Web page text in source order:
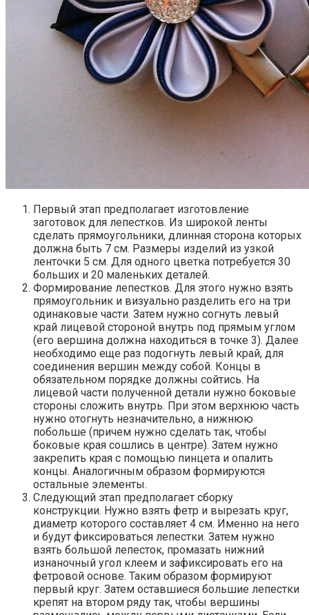
Первый этап предполагает изготовление
заготовок для лепестков. Из широкой ленты
сделать прямоугольники, длинная сторона которых
должна быть 7 см. Размеры изделий из узкой
ленточки 5 см. Для одного цветка потребуется 30
больших и 20 маленьких деталей.
Формирование лепестков. Для этого нужно взять
прямоугольник и визуально разделить его на три
одинаковые части. Затем нужно согнуть левый
край лицевой стороной внутрь под прямым углом
(его вершина должна находиться в точке 3). Далее
необходимо еще раз подогнуть левый край, для
соединения вершин между собой. Концы в
обязательном порядке должны сойтись. На
лицевой части полученной детали нужно боковые
стороны сложить внутрь. При этом верхнюю часть
нужно отогнуть незначительно, а нижнюю
побольше (причем нужно сделать так, чтобы
боковые края сошлись в центре). Затем нужно
закрепить края с помощью пинцета и опалить
концы. Аналогичным образом формируются
остальные элементы.
Следующий этап предполагает сборку
конструкции. Нужно взять фетр и вырезать круг,
диаметр которого составляет 4 см. Именно на него
и будут фиксироваться лепестки. Затем нужно
взять большой лепесток, промазать нижний
изнаночный угол клеем и зафиксировать его на
фетровой основе. Таким образом формируют
первый круг. Затем оставшиеся большие лепестки
крепят на втором ряду так, чтобы вершины